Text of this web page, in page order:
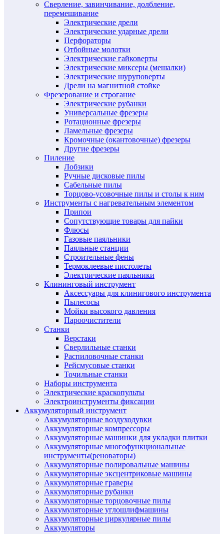
Сверление, завинчивание, долбление,
перемешивание
Электрические дрели
Электрические ударные дрели
Перфораторы
Отбойные молотки
Электрические гайковерты
Электрические миксеры (мешалки)
Электрические шуруповерты
Дрели на магнитной стойке
Фрезерование и строгание
Электрические рубанки
Универсальные фрезеры
Ротационные фрезеры
Ламельные фрезеры
Кромочные (окантовочные) фрезеры
Другие фрезеры
Пиление
Лобзики
Ручные дисковые пилы
Сабельные пилы
Торцово-усовочные пилы и столы к ним
Инструменты с нагревательным элементом
Припои
Сопутствующие товары для пайки
Флюсы
Газовые паяльники
Паяльные станции
Строительные фены
Термоклеевые пистолеты
Электрические паяльники
Клининговый инструмент
Аксессуары для клинигового инструмента
Пылесосы
Мойки высокого давления
Пароочистители
Станки
Верстаки
Сверлильные станки
Распиловочные станки
Рейсмусовые станки
Точильные станки
Наборы инструмента
Электрические краскопульты
Электроинструменты фиксации
Аккумуляторный инструмент
Аккумуляторные воздуходувки
Аккумуляторные компрессоры
Аккумуляторные машинки для укладки плитки
Аккумуляторные многофункциональные
инструменты(реноваторы)
Аккумуляторные полировальные машины
Аккумуляторные эксцентриковые машины
Аккумуляторные граверы
Аккумуляторные рубанки
Аккумуляторные торцовочные пилы
Аккумуляторные углошлифмашины
Аккумуляторные циркулярные пилы
Аккумуляторы